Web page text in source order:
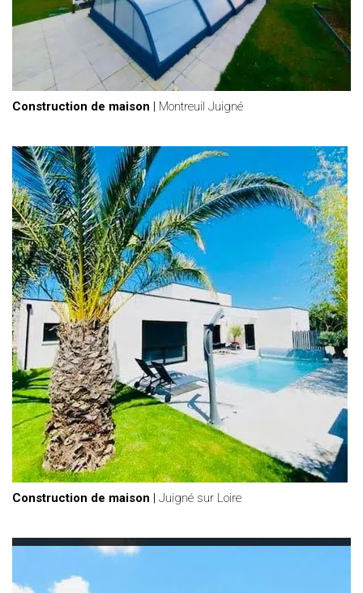
Construction de maison | Montreuil Juigné
Construction de maison | Juigné sur Loire